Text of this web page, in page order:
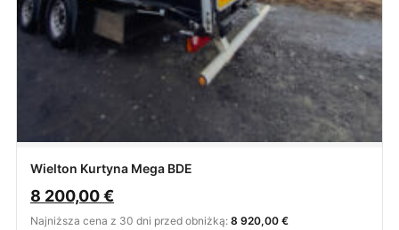
Wielton Kurtyna Mega BDE
8 200,00€
Najniższa cena z 30 dni przed obniżką: 8 920,00 €